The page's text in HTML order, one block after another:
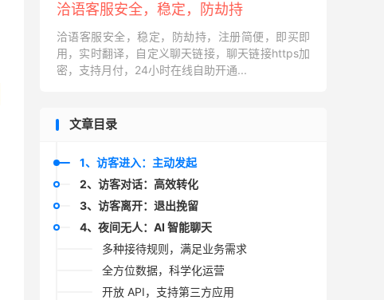
洽语客服安全，稳定，防劫持
洽语客服安全，稳定，防劫持，注册简便，即买即
用，实时翻译，自定义聊天链接，聊天链接https加
密，支持月付，24小时在线自助开通...
文章目录
1、访客进入：主动发起
2、访客对话：高效转化
3、访客离开：退出挽留
4、夜间无人：AI 智能聊天
多种接待规则，满足业务需求
全方位数据，科学化运营
开放 API，支持第三方应用